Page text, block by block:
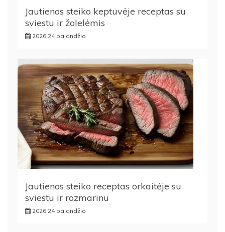
Jautienos steiko keptuvėje receptas su
sviestu ir žolelėmis
2026 24 balandžio
Jautienos steiko receptas orkaitėje su
sviestu ir rozmarinu
2026 24 balandžio